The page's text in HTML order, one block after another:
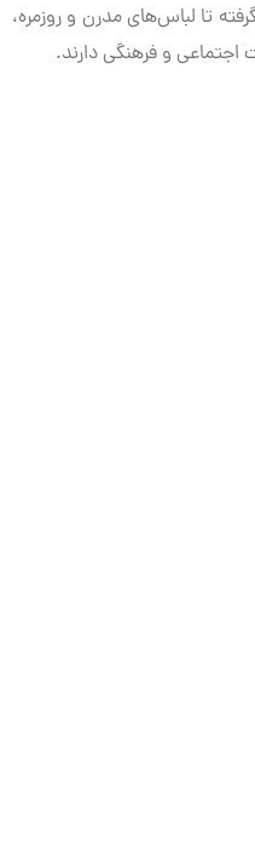
تا لباس‌های مدرن و روزمره،
و فرهنگی دارند.